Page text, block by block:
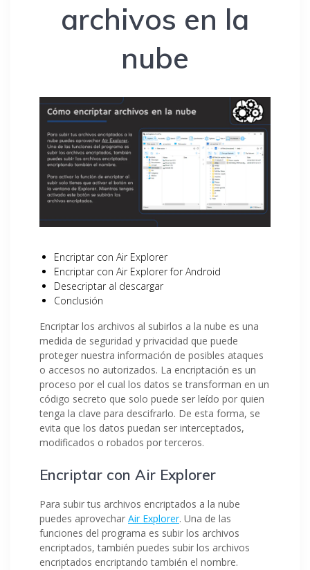
archivos en la
nube
Encriptar con Air Explorer
Encriptar con Air Explorer for Android
Desecriptar al descargar
Conclusión
Encriptar los archivos al subirlos a la nube es una
medida de seguridad y privacidad que puede
proteger nuestra información de posibles ataques
o accesos no autorizados. La encriptación es un
proceso por el cual los datos se transforman en un
código secreto que solo puede ser leído por quien
tenga la clave para descifrarlo. De esta forma, se
evita que los datos puedan ser interceptados,
modificados o robados por terceros.
Encriptar con Air Explorer
Para subir tus archivos encriptados a la nube
puedes aprovechar Air Explorer. Una de las
funciones del programa es subir los archivos
encriptados, también puedes subir los archivos
encriptados encriptando también el nombre.